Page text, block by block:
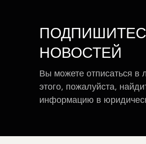
НОВОСТЕЙ
Вы можете отписаться
этого, пожалуйста,
информацию в